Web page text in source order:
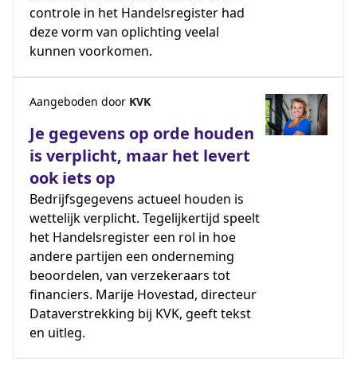
controle in het Handelsregister had
deze vorm van oplichting veelal
kunnen voorkomen.
Je gegevens op orde houden
is verplicht, maar het levert
ook iets op
Aangeboden door KVK
Bedrijfsgegevens actueel houden is
wettelijk verplicht. Tegelijkertijd speelt
het Handelsregister een rol in hoe
andere partijen een onderneming
beoordelen, van verzekeraars tot
financiers. Marije Hovestad, directeur
Dataverstrekking bij KVK, geeft tekst
en uitleg.